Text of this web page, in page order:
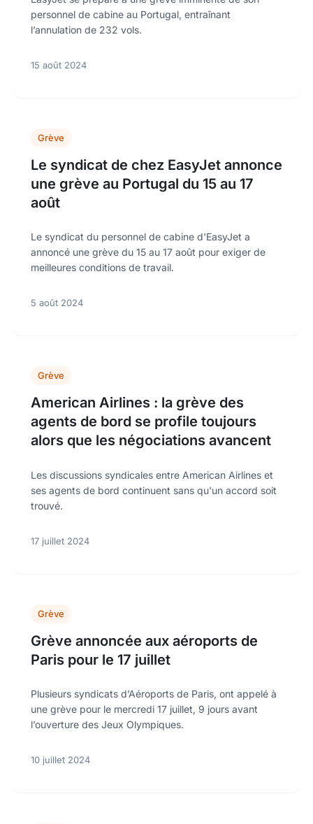
personnel de cabine au Portugal, entraînant
l’annulation de 232 vols.
15 août 2024
Grève
Le syndicat de chez EasyJet annonce
une grève au Portugal du 15 au 17
août
Le syndicat du personnel de cabine d'EasyJet a
annoncé une grève du 15 au 17 août pour exiger de
meilleures conditions de travail.
5 août 2024
Grève
American Airlines : la grève des
agents de bord se profile toujours
alors que les négociations avancent
Les discussions syndicales entre American Airlines et
ses agents de bord continuent sans qu'un accord soit
trouvé.
17 juillet 2024
Grève
Grève annoncée aux aéroports de
Paris pour le 17 juillet
Plusieurs syndicats d’Aéroports de Paris, ont appelé à
une grève pour le mercredi 17 juillet, 9 jours avant
l’ouverture des Jeux Olympiques.
10 juillet 2024